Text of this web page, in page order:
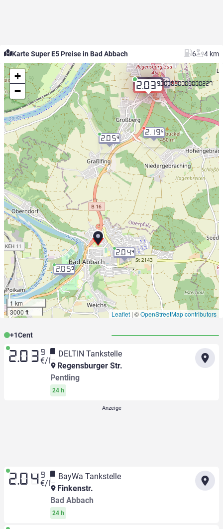
Karte Super E5 Preise in Bad Abbach 6 4 km
2.039.000000000000227
2.199
2.059
2.059
2.059
2.049
+
−
1 km
3000 ft
Leaflet | ©OpenStreetMap contributors
+1Cent
2.03 9
€/l
DELTIN Tankstelle
Regensburger Str.
Pentling
24 h
2.04 9
€/l
BayWa Tankstelle
Finkenstr.
Bad Abbach
24 h